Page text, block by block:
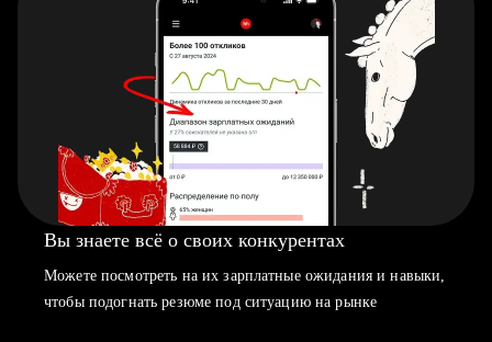
Вы знаете всё о своих конкурентах
Можете посмотреть на их зарплатные ожидания и навыки,
чтобы подогнать резюме под ситуацию на рынке